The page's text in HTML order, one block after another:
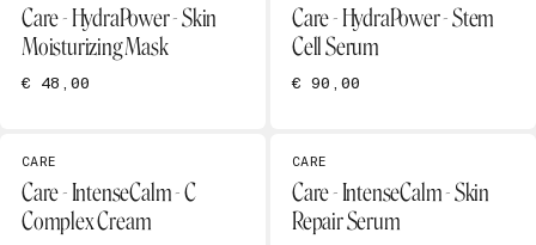
Care - HydraPower - Skin
Moisturizing Mask
€ 48,00
Care - HydraPower - Stem
Cell Serum
€ 90,00
CARE
Care - IntenseCalm - C
Complex Cream
CARE
Care - IntenseCalm - Skin
Repair Serum